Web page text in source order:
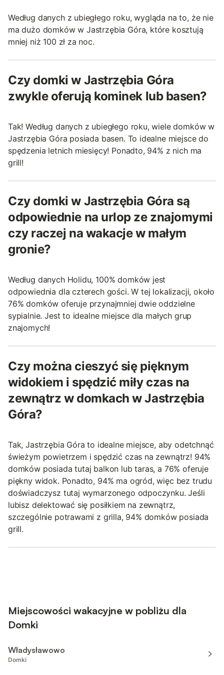
Według danych z ubiegłego roku, wygląda na to, że nie
ma dużo domków w Jastrzębia Góra, które kosztują
mniej niż 100 zł za noc.
Czy domki w Jastrzębia Góra
zwykle oferują kominek lub basen?
Tak! Według danych z ubiegłego roku, wiele domków w
Jastrzębia Góra posiada basen. To idealne miejsce do
spędzenia letnich miesięcy! Ponadto, 94% z nich ma
grill!
Czy domki w Jastrzębia Góra są
odpowiednie na urlop ze znajomymi
czy raczej na wakacje w małym
gronie?
Według danych Holidu, 100% domków jest
odpowiednia dla czterech gości. W tej lokalizacji, około
76% domków oferuje przynajmniej dwie oddzielne
sypialnie. Jest to idealne miejsce dla małych grup
znajomych!
Czy można cieszyć się pięknym
widokiem i spędzić miły czas na
zewnątrz w domkach w Jastrzębia
Góra?
Tak, Jastrzębia Góra to idealne miejsce, aby odetchnąć
świeżym powietrzem i spędzić czas na zewnątrz! 94%
domków posiada tutaj balkon lub taras, a 76% oferuje
piękny widok. Ponadto, 94% ma ogród, więc bez trudu
doświadczysz tutaj wymarzonego odpoczynku. Jeśli
lubisz delektować się posiłkiem na zewnątrz,
szczególnie potrawami z grilla, 94% domków posiada
grill.
Miejscowości wakacyjne w pobliżu dla
Domki
Władysławowo
Domki